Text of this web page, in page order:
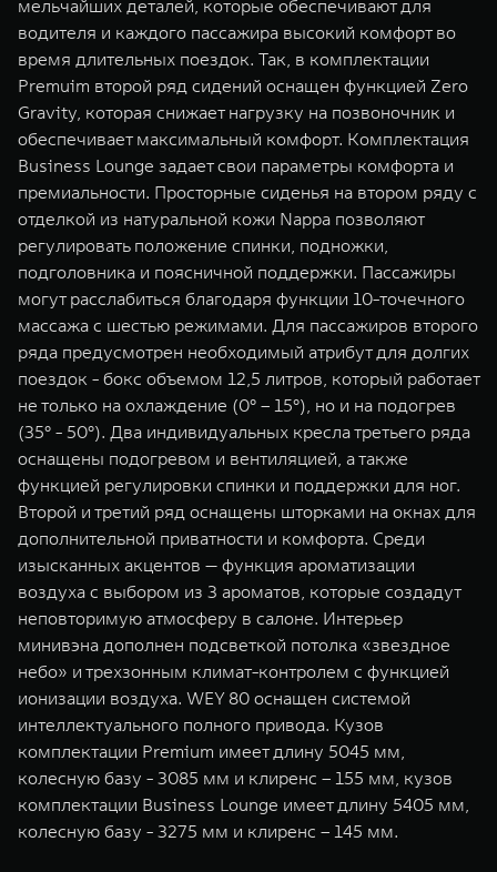
мельчайших деталей, которые обеспечивают для
водителя и каждого пассажира высокий комфорт во
время длительных поездок. Так, в комплектации
Premuim второй ряд сидений оснащен функцией Zero
Gravity, которая снижает нагрузку на позвоночник и
обеспечивает максимальный комфорт. Комплектация
Business Lounge задает свои параметры комфорта и
премиальности. Просторные сиденья на втором ряду с
отделкой из натуральной кожи Nappa позволяют
регулировать положение спинки, подножки,
подголовника и поясничной поддержки. Пассажиры
могут расслабиться благодаря функции 10-точечного
массажа с шестью режимами. Для пассажиров второго
ряда предусмотрен необходимый атрибут для долгих
поездок - бокс объемом 12,5 литров, который работает
не только на охлаждение (0° – 15°), но и на подогрев
(35° - 50°). Два индивидуальных кресла третьего ряда
оснащены подогревом и вентиляцией, а также
функцией регулировки спинки и поддержки для ног.
Второй и третий ряд оснащены шторками на окнах для
дополнительной приватности и комфорта. Среди
изысканных акцентов — функция ароматизации
воздуха с выбором из 3 ароматов, которые создадут
неповторимую атмосферу в салоне. Интерьер
минивэна дополнен подсветкой потолка «звездное
небо» и трехзонным климат-контролем с функцией
ионизации воздуха. WEY 80 оснащен системой
интеллектуального полного привода. Кузов
комплектации Premium имеет длину 5045 мм,
колесную базу - 3085 мм и клиренс – 155 мм, кузов
комплектации Business Lounge имеет длину 5405 мм,
колесную базу - 3275 мм и клиренс – 145 мм.